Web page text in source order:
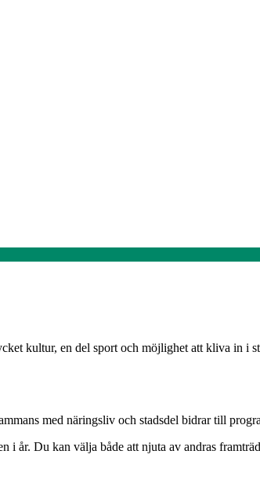
kultur, en del sport och möjlighet att kliva in i
med näringsliv och stadsdel bidrar till
i år. Du kan välja både att njuta av andras